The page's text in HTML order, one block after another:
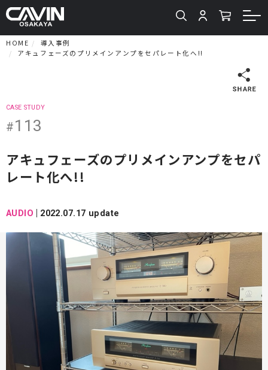
HOME
導入事例
アキュフェーズのプリメインアンプをセパレート化へ!!
CASE STUDY
#113
アキュフェーズのプリメインアンプをセパ
レート化へ!!
AUDIO 2022.07.17 update